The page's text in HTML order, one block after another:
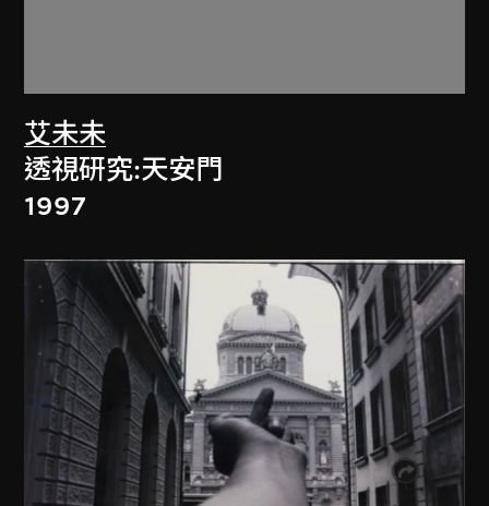
艾未未
透視研究:天安門
1997